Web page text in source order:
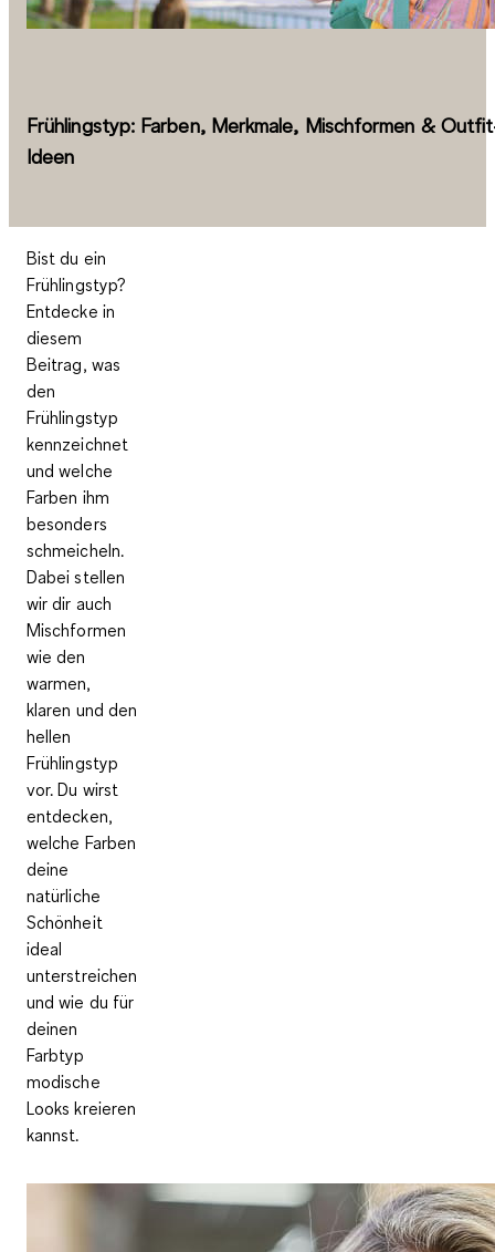
Frühlingstyp: Farben, Merkmale, Mischformen &
Ideen
Bist du ein
Frühlingstyp?
Entdecke in
diesem
Beitrag, was
den
Frühlingstyp
kennzeichnet
und welche
Farben ihm
besonders
schmeicheln.
Dabei stellen
wir dir auch
Mischformen
wie den
warmen,
klaren und den
hellen
Frühlingstyp
vor. Du wirst
entdecken,
welche Farben
deine
natürliche
Schönheit
ideal
unterstreichen
und wie du für
deinen
Farbtyp
modische
Looks kreieren
kannst.